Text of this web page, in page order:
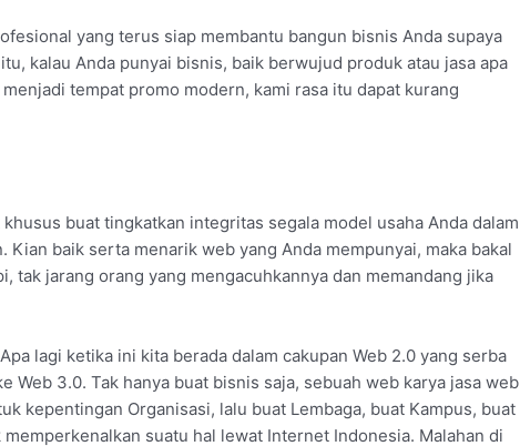
yang terus siap membantu bangun bisnis Anda supaya
kalau Anda punyai bisnis, baik berwujud produk atau jasa apa
tempat promo modern, kami rasa itu dapat kurang
buat tingkatkan integritas segala model usaha Anda dalam
Kian baik serta menarik web yang Anda mempunyai, maka bakal
tak jarang orang yang mengacuhkannya dan memandang jika
lagi ketika ini kita berada dalam cakupan Web 2.0 yang serba
Web 3.0. Tak hanya buat bisnis saja, sebuah web karya jasa web
kepentingan Organisasi, lalu buat Lembaga, buat Kampus, buat
suatu hal lewat Internet Indonesia. Malahan di